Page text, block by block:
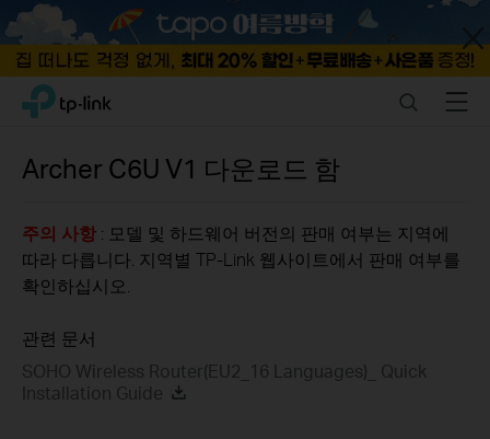
Click
navigation
TP-Link, Reliably Smart SearchMenu
Archer C6U V1 다운로드 함
주의 사항 : 모델 및 하드웨어 버전의 판매 여부는 지역에
따라 다릅니다. 지역별 TP-Link 웹사이트에서 판매 여부를
확인하십시오.
관련 문서
SOHO Wireless Router(EU2_16 Languages)_ Quick
Installation Guide